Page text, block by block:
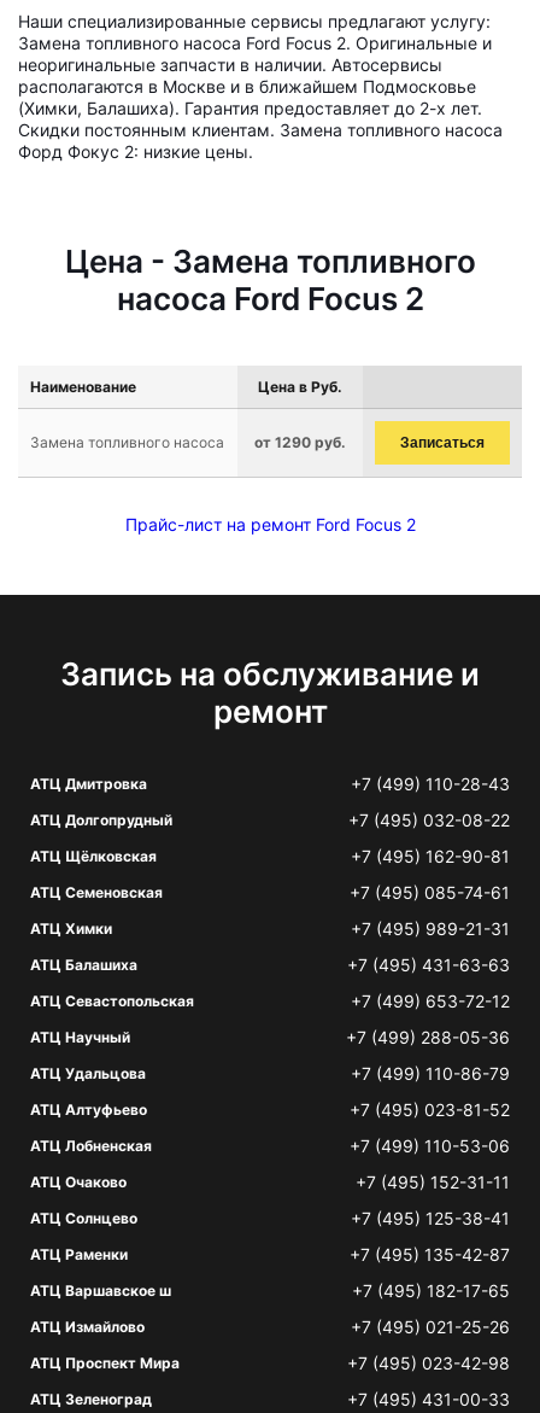
Наши специализированные сервисы предлагают услугу:
Замена топливного насоса Ford Focus 2. Оригинальные и
неоригинальные запчасти в наличии. Автосервисы
располагаются в Москве и в ближайшем Подмосковье
(Химки, Балашиха). Гарантия предоставляет до 2-х лет.
Скидки постоянным клиентам. Замена топливного насоса
Форд Фокус 2: низкие цены.
Цена - Замена топливного
насоса Ford Focus 2
Наименование Цена в Руб.
Замена топливного насоса от 1290 руб. Записаться
Прайс-лист на ремонт Ford Focus 2
Запись на обслуживание и
ремонт
АТЦ Дмитровка +7 (499) 110-28-43
АТЦ Долгопрудный +7 (495) 032-08-22
АТЦ Щёлковская +7 (495) 162-90-81
АТЦ Семеновская +7 (495) 085-74-61
АТЦ Химки +7 (495) 989-21-31
АТЦ Балашиха +7 (495) 431-63-63
АТЦ Севастопольская +7 (499) 653-72-12
АТЦ Научный +7 (499) 288-05-36
АТЦ Удальцова +7 (499) 110-86-79
АТЦ Алтуфьево +7 (495) 023-81-52
АТЦ Лобненская +7 (499) 110-53-06
АТЦ Очаково +7 (495) 152-31-11
АТЦ Солнцево +7 (495) 125-38-41
АТЦ Раменки +7 (495) 135-42-87
АТЦ Варшавское ш +7 (495) 182-17-65
АТЦ Измайлово +7 (495) 021-25-26
АТЦ Проспект Мира +7 (495) 023-42-98
АТЦ Зеленоград +7 (495) 431-00-33